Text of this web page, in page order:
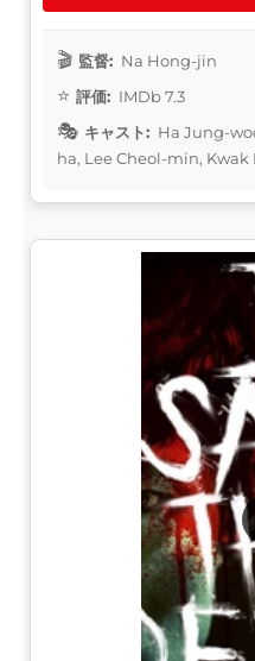
監督: Na Hong-jin
評価: IMDb 7.3
キャスト: Ha Jung-
ha, Lee Cheol-min, Kwak